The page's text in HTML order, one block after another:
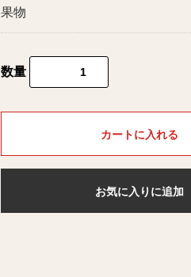
果物
数量
カートに入れる
お気に入りに追加